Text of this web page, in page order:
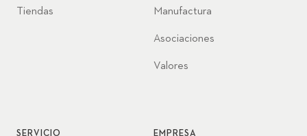
Tiendas Manufactura
Asociaciones
Valores
SERVICIO EMPRESA